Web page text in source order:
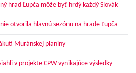
hrad Ľupča môže byť hrdý každý Slovák
otvorila hlavnú sezónu na hrade Ľupča
Muránskej planiny
v projekte CPW vynikajúce výsledky